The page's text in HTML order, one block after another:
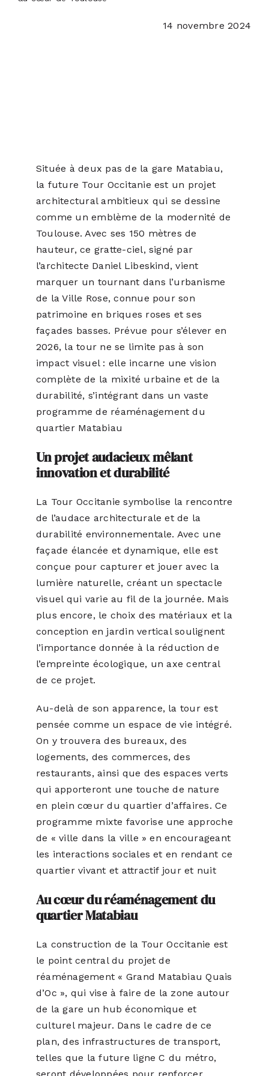
14 novembre 2024
Située à deux pas de la gare Matabiau,
la future Tour Occitanie est un projet
architectural ambitieux qui se dessine
comme un emblème de la modernité de
Toulouse. Avec ses 150 mètres de
hauteur, ce gratte-ciel, signé par
l’architecte Daniel Libeskind, vient
marquer un tournant dans l’urbanisme
de la Ville Rose, connue pour son
patrimoine en briques roses et ses
façades basses. Prévue pour s’élever en
2026, la tour ne se limite pas à son
impact visuel : elle incarne une vision
complète de la mixité urbaine et de la
durabilité, s’intégrant dans un vaste
programme de réaménagement du
quartier Matabiau​
Un projet audacieux mêlant
innovation et durabilité
La Tour Occitanie symbolise la rencontre
de l’audace architecturale et de la
durabilité environnementale. Avec une
façade élancée et dynamique, elle est
conçue pour capturer et jouer avec la
lumière naturelle, créant un spectacle
visuel qui varie au fil de la journée. Mais
plus encore, le choix des matériaux et la
conception en jardin vertical soulignent
l’importance donnée à la réduction de
l’empreinte écologique, un axe central
de ce projet.
Au-delà de son apparence, la tour est
pensée comme un espace de vie intégré.
On y trouvera des bureaux, des
logements, des commerces, des
restaurants, ainsi que des espaces verts
qui apporteront une touche de nature
en plein cœur du quartier d’affaires. Ce
programme mixte favorise une approche
de « ville dans la ville » en encourageant
les interactions sociales et en rendant ce
quartier vivant et attractif jour et nuit​
Au cœur du réaménagement du
quartier Matabiau
La construction de la Tour Occitanie est
le point central du projet de
réaménagement « Grand Matabiau Quais
d’Oc », qui vise à faire de la zone autour
de la gare un hub économique et
culturel majeur. Dans le cadre de ce
plan, des infrastructures de transport,
telles que la future ligne C du métro,